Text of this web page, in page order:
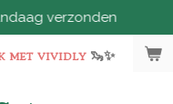
MET VIVIDLY 🦦✨
verzonden